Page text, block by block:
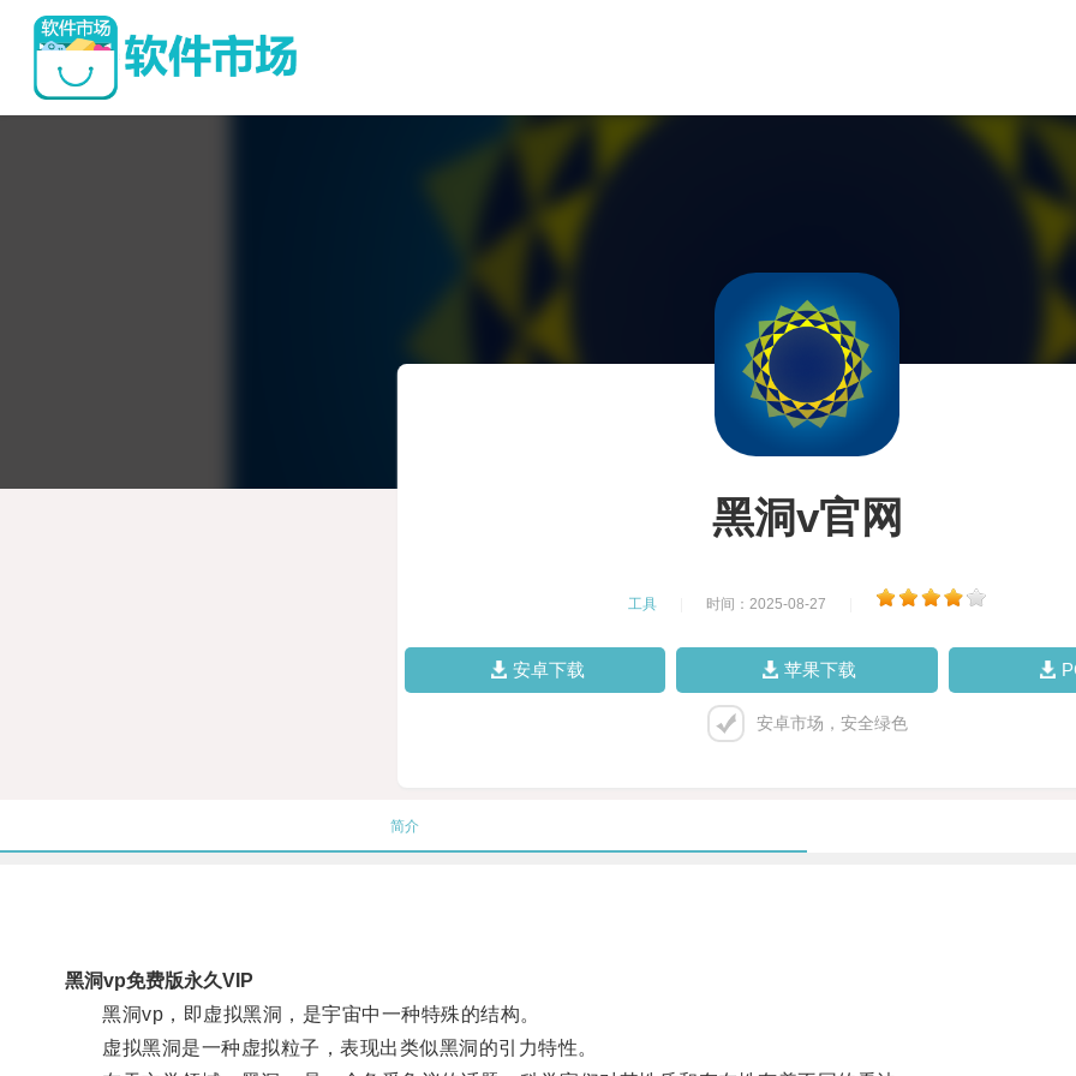
黑洞v官网
工具 时间：2025-08-27
安卓下载 苹果下载
安卓市场，安全绿色
简介
黑洞vp免费版永久VIP
黑洞vp，即虚拟黑洞，是宇宙中一种特殊的结构。
虚拟黑洞是一种虚拟粒子，表现出类似黑洞的引力特性。